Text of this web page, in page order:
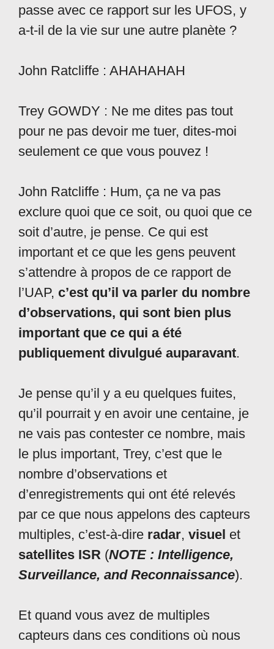
passe avec ce rapport sur les UFOS, y
a-t-il de la vie sur une autre planète ?
John Ratcliffe : AHAHAHAH
Trey GOWDY : Ne me dites pas tout
pour ne pas devoir me tuer, dites-moi
seulement ce que vous pouvez !
John Ratcliffe : Hum, ça ne va pas
exclure quoi que ce soit, ou quoi que ce
soit d’autre, je pense. Ce qui est
important et ce que les gens peuvent
s’attendre à propos de ce rapport de
l’UAP, c’est qu’il va parler du nombre
d’observations, qui sont bien plus
important que ce qui a été
publiquement divulgué auparavant.
Je pense qu’il y a eu quelques fuites,
qu’il pourrait y en avoir une centaine, je
ne vais pas contester ce nombre, mais
le plus important, Trey, c’est que le
nombre d’observations et
d’enregistrements qui ont été relevés
par ce que nous appelons des capteurs
multiples, c’est-à-dire radar, visuel et
satellites ISR (NOTE : Intelligence,
Surveillance, and Reconnaissance).
Et quand vous avez de multiples
capteurs dans ces conditions où nous